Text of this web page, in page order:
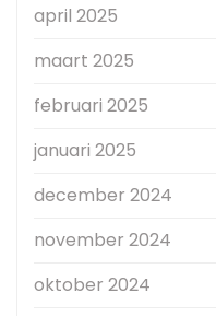
april 2025
maart 2025
februari 2025
januari 2025
december 2024
november 2024
oktober 2024